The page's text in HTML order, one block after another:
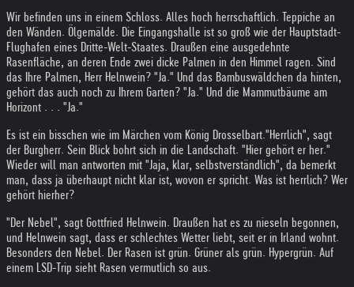
Wir befinden uns in einem Schloss. Alles hoch herrschaftlich. Teppiche an
den Wänden. Ölgemälde. Die Eingangshalle ist so groß wie der Hauptstadt-
Flughafen eines Dritte-Welt-Staates. Draußen eine ausgedehnte
Rasenfläche, an deren Ende zwei dicke Palmen in den Himmel ragen. Sind
das Ihre Palmen, Herr Helnwein? "Ja." Und das Bambuswäldchen da hinten,
gehört das auch noch zu Ihrem Garten? "Ja." Und die Mammutbäume am
Horizont . . . "Ja."
Es ist ein bisschen wie im Märchen vom König Drosselbart."Herrlich", sagt
der Burgherr. Sein Blick bohrt sich in die Landschaft. "Hier gehört er her."
Wieder will man antworten mit "Jaja, klar, selbstverständlich", da bemerkt
man, dass ja überhaupt nicht klar ist, wovon er spricht. Was ist herrlich? Wer
gehört hierher?
"Der Nebel", sagt Gottfried Helnwein. Draußen hat es zu nieseln begonnen,
und Helnwein sagt, dass er schlechtes Wetter liebt, seit er in Irland wohnt.
Besonders den Nebel. Der Rasen ist grün. Grüner als grün. Hypergrün. Auf
einem LSD-Trip sieht Rasen vermutlich so aus.